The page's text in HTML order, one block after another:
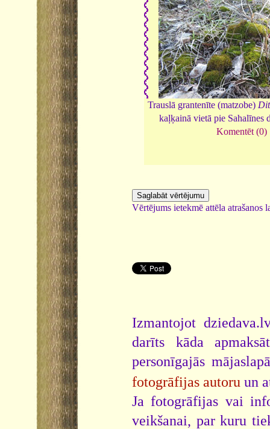
Trauslā grantenīte (matzobe)
kaļķainā vietā pie Sahalīnes
Komentēt (0)
Vērtējums ietekmē attēla atrašanos
Izmantojot
darīts kāda
personīgajās
fotogrāfijas autoru un
Ja fotogrāfijas vai
veikšanai, par kuru